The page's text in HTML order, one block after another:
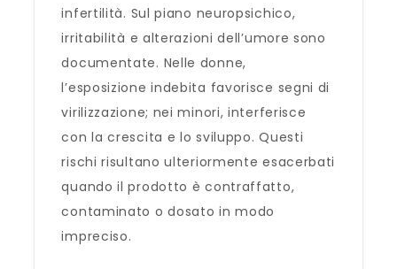
infertilità. Sul piano neuropsichico,
irritabilità e alterazioni dell’umore sono
documentate. Nelle donne,
l’esposizione indebita favorisce segni di
virilizzazione; nei minori, interferisce
con la crescita e lo sviluppo. Questi
rischi risultano ulteriormente esacerbati
quando il prodotto è contraffatto,
contaminato o dosato in modo
impreciso.